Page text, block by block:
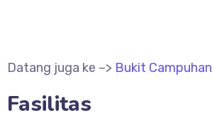
Datang juga ke –> Bukit Campuhan
Fasilitas